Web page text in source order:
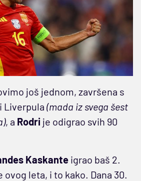
još jednom, završena s
Liverpula (mada iz svega šest
, a Rodri je odigrao svih 90
Kaskante igrao baš 2.
ovog leta, i to kako. Dana 30.